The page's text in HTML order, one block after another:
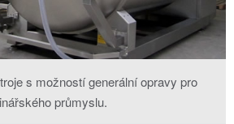
s možností generální opravy pro
průmyslu.